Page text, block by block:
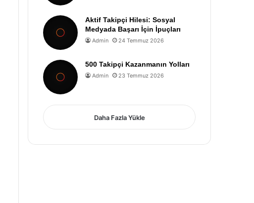
Aktif Takipçi Hilesi: Sosyal
Medyada Başarı İçin İpuçları
Admin 24 Temmuz 2026
500 Takipçi Kazanmanın Yolları
Admin 23 Temmuz 2026
Daha Fazla Yükle